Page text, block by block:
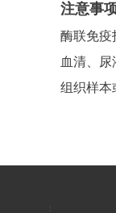
注意事
酶联免疫
血清、
组织样本